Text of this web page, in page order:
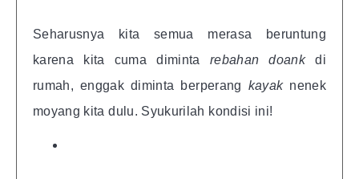
Seharusnya kita semua merasa beruntung
karena kita cuma diminta rebahan doankdi
rumah, enggak diminta berperang kayak nenek
moyang kita dulu. Syukurilah kondisi ini!